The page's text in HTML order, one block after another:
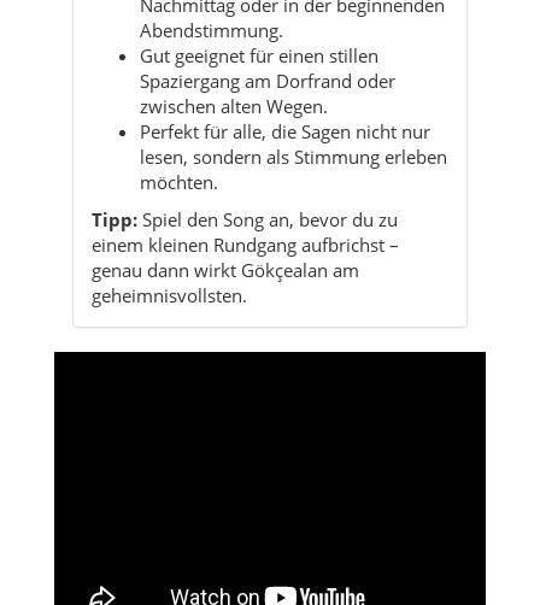
Abendstimmung.
Gut geeignet für einen stillen
Spaziergang am Dorfrand oder
zwischen alten Wegen.
Perfekt für alle, die Sagen nicht nur
lesen, sondern als Stimmung erleben
möchten.
Tipp: Spiel den Song an, bevor du zu
einem kleinen Rundgang aufbrichst –
genau dann wirkt Gökçealan am
geheimnisvollsten.